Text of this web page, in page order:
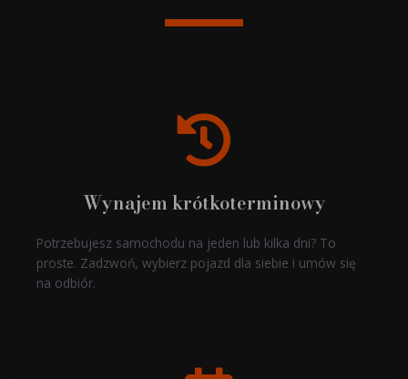
Wynajem krótkoterminowy
Potrzebujesz samochodu na jeden lub kilka dni? To
proste. Zadzwoń, wybierz pojazd dla siebie i umów się
na odbiór.